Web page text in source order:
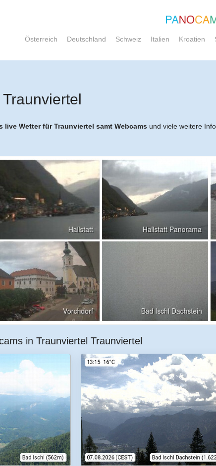
Österreich Deutschland Schweiz Italien Kroatien
live Wetter für Traunviertel samt Webcams und viele weitere
in Traunviertel Traunviertel